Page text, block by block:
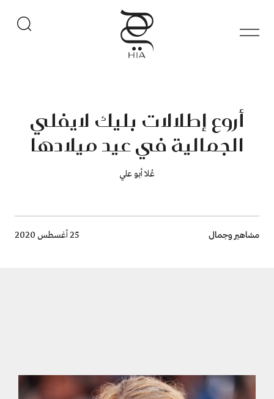
أروع إطلالات بليك لايفلي
الجمالية في عيد ميلادها
عُلا أبو علي
Breadcrumb
مشاهير وجمال